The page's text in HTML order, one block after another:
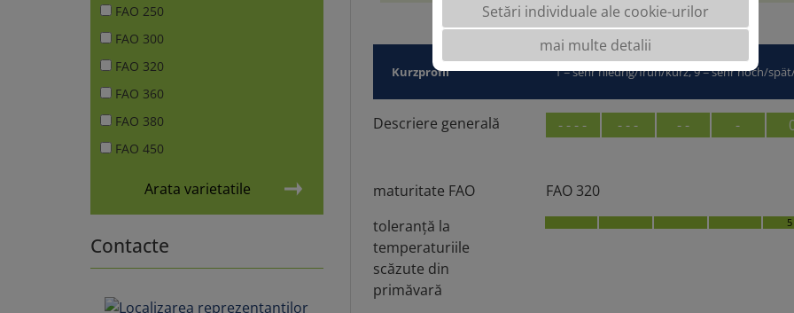
FAO 250
FAO 300
FAO 320
FAO 360
FAO 380
FAO 450
Arata varietatile
Contacte
Kurzprofil 1 = sehr niedrig/früh/kurz, 9 = sehr hoch/
Descriere generală - - - - - - - - - -
maturitate FAO
FAO 320
toleranţă la
temperaturiile
scăzute din
primăvară
5
Setări individuale ale cookie-urilor
mai multe detalii